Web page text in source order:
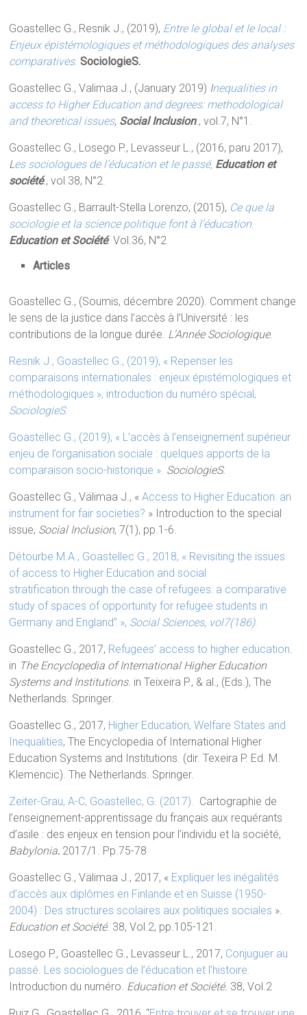
Goastellec G., Resnik J., (2019), Entre le global et le local :
Enjeux épistémologiques et méthodologiques des analyses
comparatives.SociologieS.
Goastellec G., Valimaa J., (January 2019) Inequalities in
access to Higher Education and degrees: methodological
and theoretical issues, Social Inclusion., vol.7, N°1.
Goastellec G., Losego P., Levasseur L., (2016, paru 2017),
L es sociologues de l’éducation et le passé, Education et
société., vol.38, N°2.
Goastellec G., Barrault-Stella Lorenzo, (2015), Ce que la
sociologie et la science politique font à l’éducation
Education et Société. Vol.36, N°2
Articles
Goastellec G., (Soumis, décembre 2020). Comment change
le sens de la justice dans l’accès à l’Université : les
contributions de la longue durée. L’Année Sociologique.
Resnik J., Goastellec G., (2019), « Repenser les
comparaisons internationales : enjeux épistémologiques et
méthodologiques », introduction du numéro spécial,
SociologieS.
Goastellec G., (2019), « L’accès à l’enseignement supérieur
enjeu de l’organisation sociale : quelques apports de la
comparaison socio-historique ». SociologieS.
Goastellec G., Välimaa J., «Access to Higher Education: an
instrument for fair societies? » Introduction to the special
issue, Social Inclusion, 7(1), pp.1-6.
Détourbe M.A., Goastellec G., 2018, « Revisiting the issues
of access to Higher Education and social
stratification through the case of refugees: a comparative
study of spaces of opportunity for refugee students in
Germany and England” », Social Sciences, vol7(186).
Goastellec G., 2017, Refugees’ access to higher education
in The Encyclopedia of International Higher Education
Systems and Institutions. in Teixeira P., & al., (Eds.), The
Netherlands. Springer.
Goastellec G., 2017, Higher Education, Welfare States and
Inequalities, The Encyclopedia of International Higher
Education Systems and Institutions. (dir. Texeira P. Ed. M.
Klemencic). The Netherlands. Springer.
Zeiter-Grau, A-C, Goastellec, G. (2017).
Cartographie de
l’enseignement-apprentissage du français aux requérants
d’asile : des enjeux en tension pour l’individu et la société,
Babylonia. 2017/1. Pp.75-78
Goastellec G., Välimaa J., 2017, « Expliquer les inégalités
d’accès aux diplômes en Finlande et en Suisse (1950-
2004) : Des structures scolaires aux politiques sociales ».
Education et Société. 38, Vol.2, pp.105-121.
Losego P., Goastellec G., Levasseur L., 2017, Conjuguer au
passé. Les sociologues de l’éducation et l’histoire.
Introduction du numéro. Education et Société. 38, Vol.2